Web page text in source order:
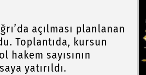
açılması planlanan
Toplantıda, kursun
sayısının
yatırıldı.